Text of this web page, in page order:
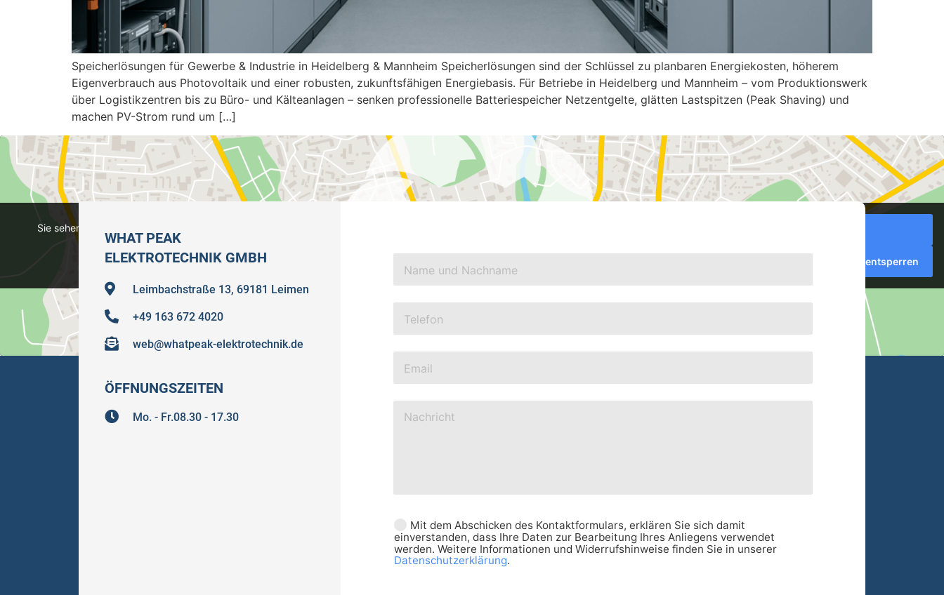
Speicherlösungen für Gewerbe & Industrie in Heidelberg & Mannheim Speicherlösungen sind der Schlüssel zu planbaren Energiekosten, höherem
Eigenverbrauch aus Photovoltaik und einer robusten, zukunftsfähigen Energiebasis. Für Betriebe in Heidelberg und Mannheim – vom Produktionswerk
über Logistikzentren bis zu Büro- und Kälteanlagen – senken professionelle Batteriespeicher Netzentgelte, glätten Lastspitzen (Peak Shaving) und
machen PV-Strom rund um […]
Sie sehen gerade einen Platzhalterinhalt von
Schaltfläche unten. Bitte beachten Sie, dass dabei Daten an Drittanbieter weitergegeben werden.
Erforderlichen Service akzeptieren und Inhalte entsperren
WHAT PEAK
ELEKTROTECHNIK GMBH
Leimbachstraße 13, 69181 Leimen
+49 163 672 4020
web@whatpeak-elektrotechnik.de
ÖFFNUNGSZEITEN
Mo. - Fr.08.30 - 17.30
Mit dem Abschicken des Kontaktformulars, erklären Sie sich damit
einverstanden, dass Ihre Daten zur Bearbeitung Ihres Anliegens verwendet
werden. Weitere Informationen und Widerrufshinweise finden Sie in unserer
Datenschutzerklärung.